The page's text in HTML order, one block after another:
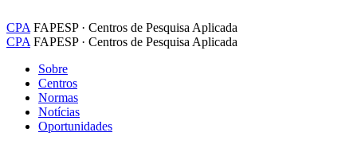
CPA FAPESP · Centros de Pesquisa Aplicada
CPA FAPESP · Centros de Pesquisa Aplicada
Sobre
Centros
Normas
Notícias
Oportunidades